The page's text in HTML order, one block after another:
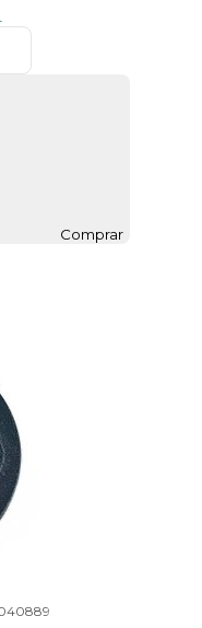
Comprar